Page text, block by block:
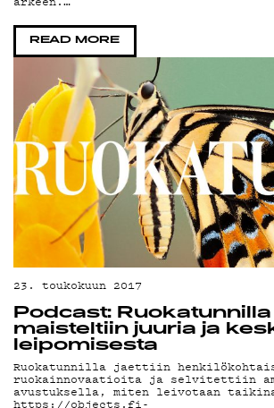
READ MORE
23. toukokuun 2017
Podcast: Ruokatunnilla
maisteltiin juuria ja
leipomisesta
Ruokatunnilla jaettiin
ruokainnovaatioita ja selvitettiin
avustuksella, miten leivotaan
https://objects.fi-